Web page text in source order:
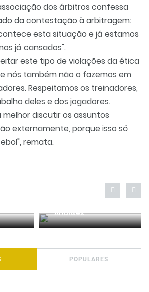
dos árbitros confessa
da contestação à arbitragem:
esta situação e já estamos
já cansados".
este tipo de violações da ética
nós também não o fazemos em
Respeitamos os treinadores,
deles e dos jogadores.
discutir os assuntos
externamente, porque isso só
remata.
Análises
POPULARES